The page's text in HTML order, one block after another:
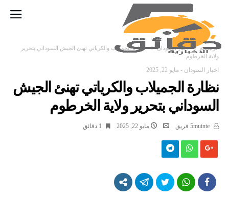
‫الرئيسية‬ اخبار السودان
نظارة الجميلاب والكرياتي تهنئ الجيش السوداني بتحرير
ولاية الخرطوم
اخبار السودان - مايو 22, 2025
نظارة الجميلاب والكرياتي تهنئ الجيش
السوداني بتحرير ولاية الخرطوم
مايو 22, 2025 1 ‫دقائق‬